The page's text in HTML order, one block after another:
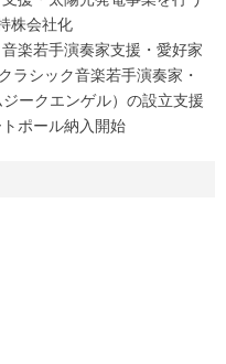
株会社化
楽若手演奏家支援・愛好家
ラシック音楽若手演奏家・
ークエンゲル）の設立支援
ポール納入開始